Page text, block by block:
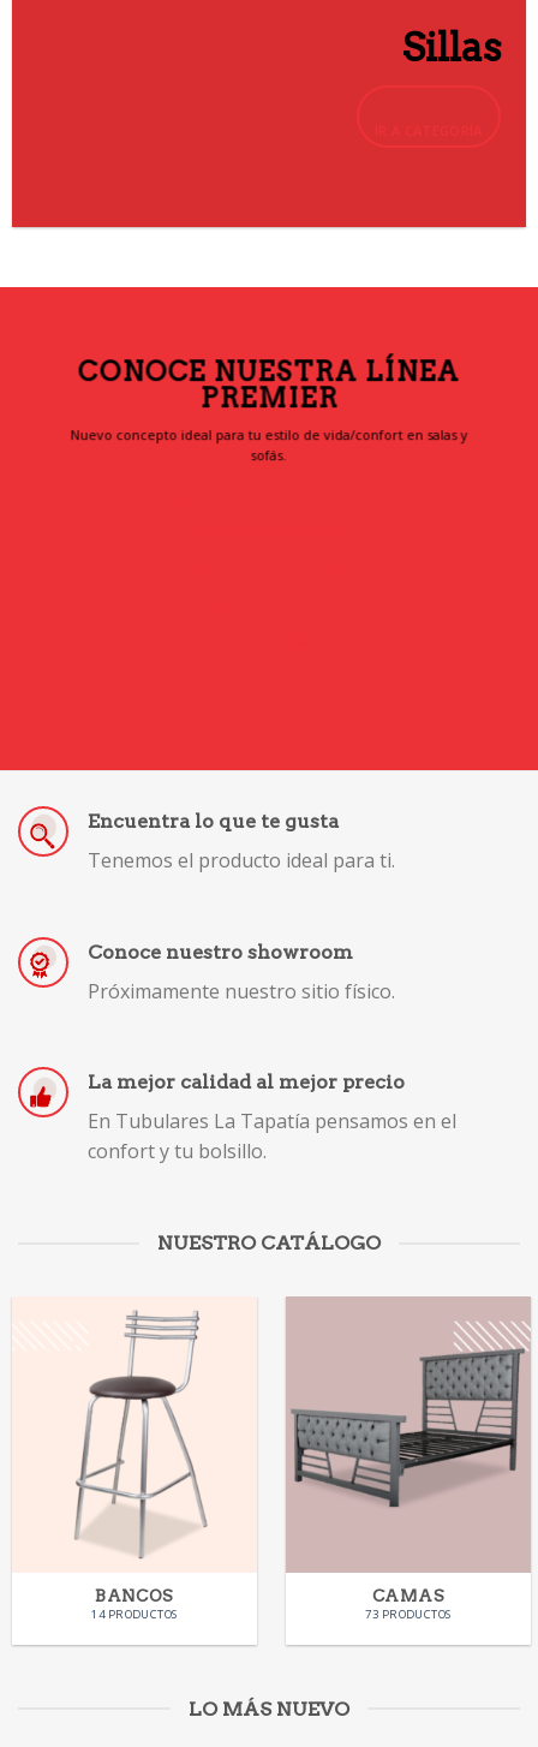
Sillas
CONOCE NUESTRA LÍNEA
PREMIER
Nuevo concepto ideal para tu estilo de vida/confort en salas y
sofás.
Encuentra lo que te gusta
Tenemos el producto ideal para ti.
Conoce nuestro showroom
Próximamente nuestro sitio físico.
La mejor calidad al mejor precio
En Tubulares La Tapatía pensamos en el
confort y tu bolsillo.
NUESTRO CATÁLOGO
BANCOS
14 PRODUCTOS
CAMAS
73 PRODUCTOS
LO MÁS NUEVO